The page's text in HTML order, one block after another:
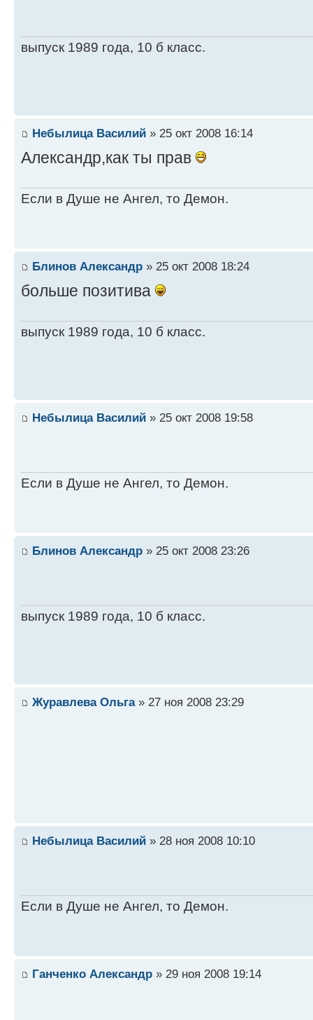
выпуск 1989 года, 10 б класс.
Небылица Василий » 25 окт 2008 16:14
Александр,как ты прав
Если в Душе не Ангел, то Демон.
Блинов Александр » 25 окт 2008 18:24
больше позитива
выпуск 1989 года, 10 б класс.
Небылица Василий » 25 окт 2008 19:58
Если в Душе не Ангел, то Демон.
Блинов Александр » 25 окт 2008 23:26
выпуск 1989 года, 10 б класс.
Журавлева Ольга» 27 ноя 2008 23:29
Небылица Василий » 28 ноя 2008 10:10
Если в Душе не Ангел, то Демон.
Ганченко Александр » 29 ноя 2008 19:14